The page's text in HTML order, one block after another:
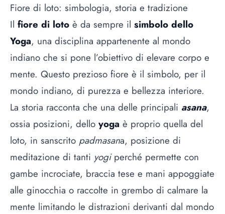
Fiore di loto: simbologia, storia e tradizione
Il fiore di loto è da sempre il simbolo dello
Yoga, una disciplina appartenente al mondo
indiano che si pone l’obiettivo di elevare corpo e
mente. Questo prezioso fiore è il simbolo, per il
mondo indiano, di purezza e bellezza interiore.
La storia racconta che una delle principali asana,
ossia posizioni, dello yoga è proprio quella del
loto, in sanscrito padmasana, posizione di
meditazione di tanti yogiperché permette con
gambe incrociate, braccia tese e mani appoggiate
alle ginocchia o raccolte in grembo di calmare la
mente limitando le distrazioni derivanti dal mondo